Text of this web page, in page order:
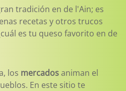
tradición en de l'Ain; es
recetas y otros trucos
es tu queso favorito en de
los mercadosaniman el
En este sitio te